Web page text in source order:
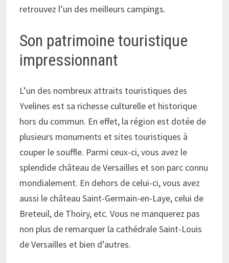
retrouvez l’un des meilleurs campings.
Son patrimoine touristique
impressionnant
L’un des nombreux attraits touristiques des
Yvelines est sa richesse culturelle et historique
hors du commun. En effet, la région est dotée de
plusieurs monuments et sites touristiques à
couper le souffle. Parmi ceux-ci, vous avez le
splendide château de Versailles et son parc connu
mondialement. En dehors de celui-ci, vous avez
aussi le château Saint-Germain-en-Laye, celui de
Breteuil, de Thoiry, etc. Vous ne manquerez pas
non plus de remarquer la cathédrale Saint-Louis
de Versailles et bien d’autres.